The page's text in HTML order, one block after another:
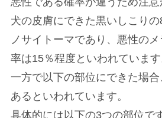
犬の皮膚にできた黒いしこり
ノサイトーマであり、悪性の
率は15％程度といわれています
一方で以下の部位にできた場
あるといわれています。
具体的には以下の3つの部位です